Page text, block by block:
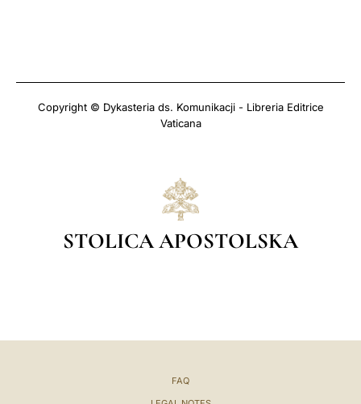
Copyright © Dykasteria ds. Komunikacji - Libreria Editrice
Vaticana
STOLICA APOSTOLSKA
FAQ